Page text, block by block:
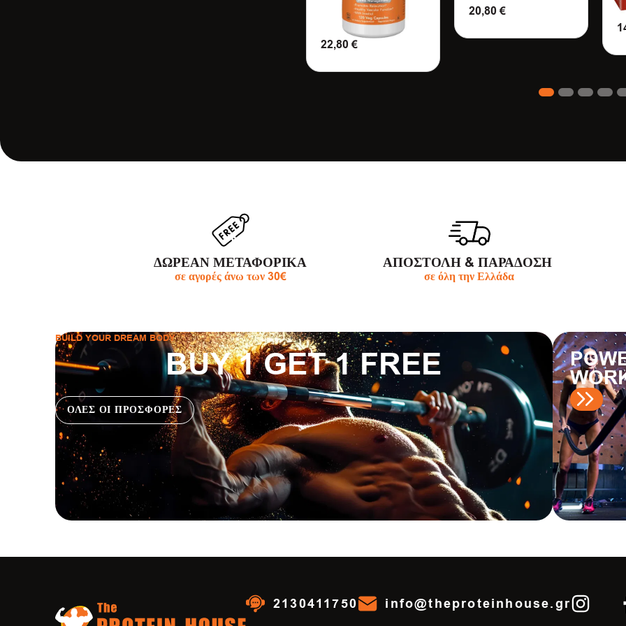
22,80€
ΠΡΟΣΘΗΚΗ ΣΤΟ ΚΑΛΑΘΙ
20,80€
ΠΡΟΣΘΗΚΗ ΣΤΟ ΚΑΛΑΘΙ
3 4 5 6
ΔΩΡΕΑΝ ΜΕΤΑΦΟΡΙΚΑ
σε αγορές άνω των 30€
ΑΠΟΣΤΟΛΗ & ΠΑΡΆΔΟΣΗ
σε όλη την Ελλάδα
BUILD YOUR DREAM BODY
BUY 1 GET 1 FREE
ΟΛΕΣ ΟΙ ΠΡΟΣΦΟΡΕΣ
2130411750 info@theproteinhouse.gr